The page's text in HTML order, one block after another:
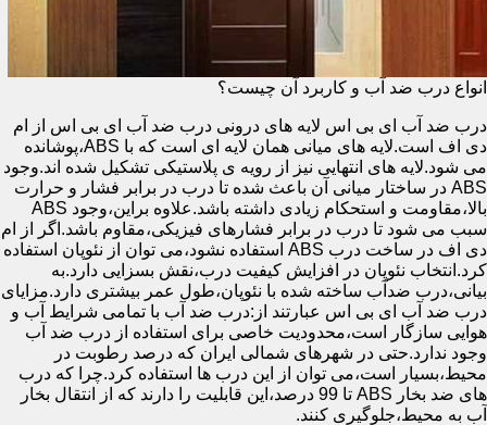
انواع درب ضد آب و کاربرد آن چیست؟
درب ضد آب ای بی اس لایه های درونی درب ضد آب ای بی اس از ام
دی اف است.لایه های میانی همان لایه ای است که با ABS،پوشانده
می شود.لایه های انتهایی نیز از رویه ی پلاستیکی تشکیل شده اند.وجود
ABS در ساختار میانی آن باعث شده تا درب در برابر فشار و حرارت
بالا،مقاومت و استحکام زیادی داشته باشد.علاوه براین،وجود ABS
سبب می شود تا درب در برابر فشارهای فیزیکی،مقاوم باشد.اگر از ام
دی اف در ساخت درب ABS استفاده نشود،می توان از نئوپان استفاده
کرد.انتخاب نئوپان در افزایش کیفیت درب،نقش بسزایی دارد.به
بیانی،درب ضدآب ساخته شده با نئوپان،طول عمر بیشتری دارد.مزایای
درب ضد آب ای بی اس عبارتند از:درب ضد آب با تمامی شرایط آب و
هوایی سازگار است،محدودیت خاصی برای استفاده از درب ضد آب
وجود ندارد.حتی در شهرهای شمالی ایران که درصد رطوبت در
محیط،بسیار است،می توان از این درب ها استفاده کرد.چرا که درب
های ضد بخار ABS تا 99 درصد،این قابلیت را دارند که از انتقال بخار
آب به محیط،جلوگیری کنند.